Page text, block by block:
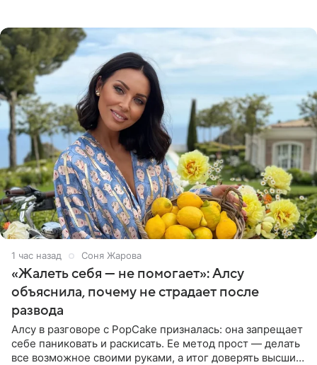
1 час назад Соня Жарова
«Жалеть себя — не помогает»: Алсу
объяснила, почему не страдает после
развода
Алсу в разговоре с PopCake призналась: она запрещает
себе паниковать и раскисать. Ее метод прост — делать
все возможное своими руками, а итог доверять высшим